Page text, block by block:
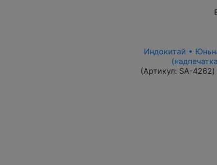
Индокитай •
(Артикул: SA-4262)